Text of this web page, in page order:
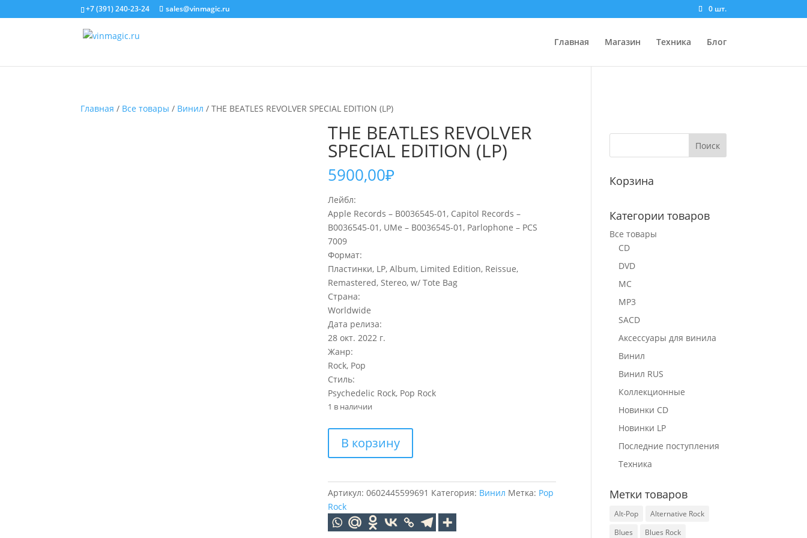
+7 (391) 240-23-24 sales@vinmagic.ru 0 шт.
Главная Магазин Техника Блог
Главная / Все товары / Винил / THE BEATLES REVOLVER SPECIAL EDITION (LP)
THE BEATLES REVOLVER
SPECIAL EDITION (LP)
5900,00₽
Лейбл:
Apple Records – B0036545-01, Capitol Records –
B0036545-01, UMe – B0036545-01, Parlophone – PCS
7009
Формат:
Пластинки, LP, Album, Limited Edition, Reissue,
Remastered, Stereo, w/ Tote Bag
Страна:
Worldwide
Дата релиза:
28 окт. 2022 г.
Жанр:
Rock, Pop
Стиль:
Psychedelic Rock, Pop Rock
1 в наличии
товара
THE
REVOLVER
SPECIAL
EDITION
(LP)
В корзину
Артикул:0602445599691 Категория: Винил Метка: Pop
Rock
Корзина
Категории товаров
Все товары
CD
DVD
MC
MP3
SACD
Аксессуары для винила
Винил
Винил RUS
Коллекционные
Новинки CD
Новинки LP
Последние поступления
Техника
Метки товаров
Alt-Pop
Alternative Rock
Blues
Blues Rock